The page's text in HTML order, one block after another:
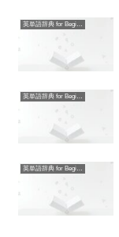
英単語辞典 for Beginners
英単語辞典 for Beginners
英単語辞典 for Beginners